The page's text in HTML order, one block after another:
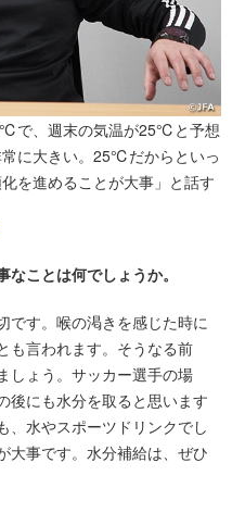
で、週末の気温が25℃と予想
に大きい。 25℃だからといっ
を進めることが大事」と話す
ことは何でしょうか。
す。喉の渇きを感じた時に
も言われます。そうなる前
しょう。サッカー選手の場
後にも水分を取ると思います
、水やスポーツドリンクでし
大事です。水分補給は、ぜひ